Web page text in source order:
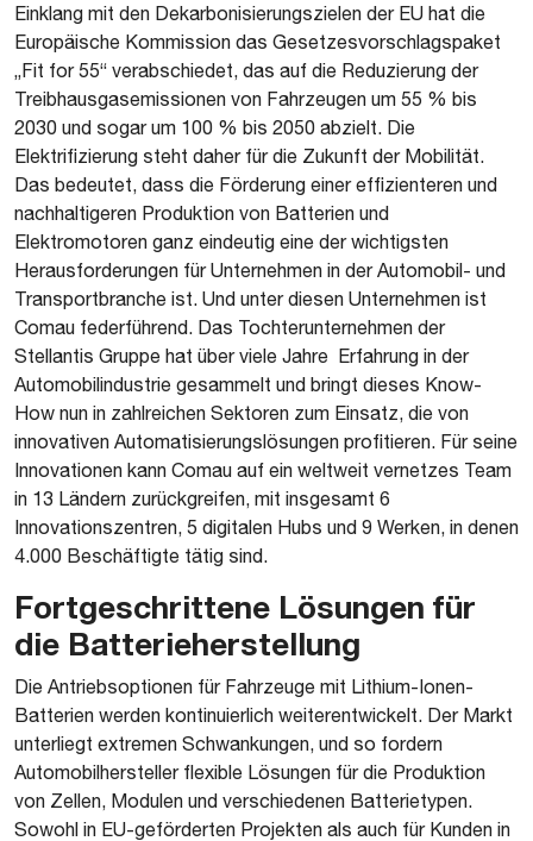
Einklang mit den Dekarbonisierungszielen der EU hat die
Europäische Kommission das Gesetzesvorschlagspaket
„Fit for 55“ verabschiedet, das auf die Reduzierung der
Treibhausgasemissionen von Fahrzeugen um 55 % bis
2030 und sogar um 100 % bis 2050 abzielt. Die
Elektrifizierung steht daher für die Zukunft der Mobilität.
Das bedeutet, dass die Förderung einer effizienteren und
nachhaltigeren Produktion von Batterien und
Elektromotoren ganz eindeutig eine der wichtigsten
Herausforderungen für Unternehmen in der Automobil- und
Transportbranche ist. Und unter diesen Unternehmen ist
Comau federführend. Das Tochterunternehmen der
Stellantis Gruppe hat über viele Jahre Erfahrung in der
Automobilindustrie gesammelt und bringt dieses Know-
How nun in zahlreichen Sektoren zum Einsatz, die von
innovativen Automatisierungslösungen profitieren. Für seine
Innovationen kann Comau auf ein weltweit vernetzes Team
in 13 Ländern zurückgreifen, mit insgesamt 6
Innovationszentren, 5 digitalen Hubs und 9 Werken, in denen
4.000 Beschäftigte tätig sind.
Fortgeschrittene Lösungen für
die Batterieherstellung
Die Antriebsoptionen für Fahrzeuge mit Lithium-Ionen-
Batterien werden kontinuierlich weiterentwickelt. Der Markt
unterliegt extremen Schwankungen, und so fordern
Automobilhersteller flexible Lösungen für die Produktion
von Zellen, Modulen und verschiedenen Batterietypen.
Sowohl in EU-geförderten Projekten als auch für Kunden in